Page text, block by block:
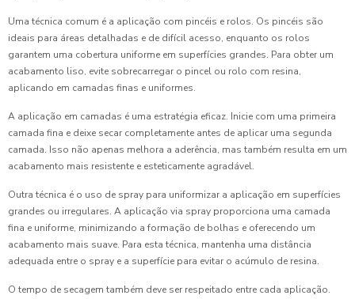
Uma técnica comum é a aplicação com pincéis e rolos. Os pincéis são
ideais para áreas detalhadas e de difícil acesso, enquanto os rolos
garantem uma cobertura uniforme em superfícies grandes. Para obter um
acabamento liso, evite sobrecarregar o pincel ou rolo com resina,
aplicando em camadas finas e uniformes.
A aplicação em camadas é uma estratégia eficaz. Inicie com uma primeira
camada fina e deixe secar completamente antes de aplicar uma segunda
camada. Isso não apenas melhora a aderência, mas também resulta em um
acabamento mais resistente e esteticamente agradável.
Outra técnica é o uso de spray para uniformizar a aplicação em superfícies
grandes ou irregulares. A aplicação via spray proporciona uma camada
fina e uniforme, minimizando a formação de bolhas e oferecendo um
acabamento mais suave. Para esta técnica, mantenha uma distância
adequada entre o spray e a superfície para evitar o acúmulo de resina.
O tempo de secagem também deve ser respeitado entre cada aplicação.